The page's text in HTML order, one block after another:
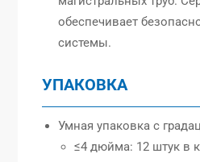
обеспечивает
системы.
УПАКОВКА
Умная упаковка с
≤4 дюйма: 12 штук в